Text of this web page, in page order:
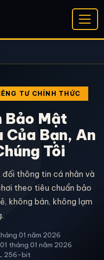
TƯ CHÍNH THỨC
Bảo Mật
Của Bạn, An
Tôi
thông tin cá nhân và
theo tiêu chuẩn bảo
không bán, không lạm
01 năm 2026
tháng 01 năm 2026
256-bit